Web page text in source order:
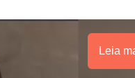
Leia